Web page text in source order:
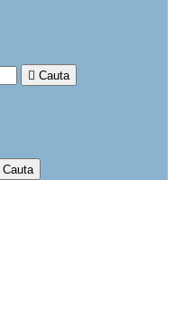
 Cauta
Cauta